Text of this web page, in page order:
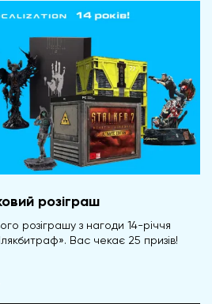
розіграш
розіграшу з нагоди 14-річчя
Вас чекає 25 призів!